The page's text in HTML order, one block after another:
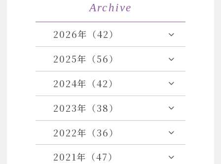
Archive
2026年（42）
2025年（56）
2024年（42）
2023年（38）
2022年（36）
2021年（47）